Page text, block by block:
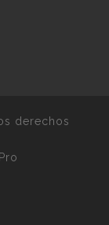
derechos